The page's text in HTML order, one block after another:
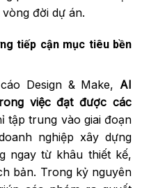
đời dự án.
tiếp cận mục tiêu bền
Design & Make, AI
việc đạt được các
tập trung vào giai đoạn
nghiệp xây dựng
ngay từ khâu thiết kế,
bản. Trong kỷ nguyên